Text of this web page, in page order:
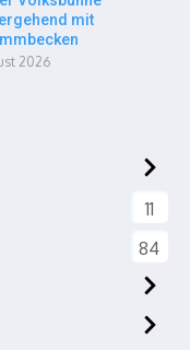
mit
2026
11
84